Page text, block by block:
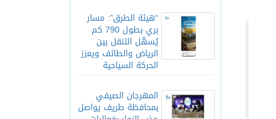
“هيئة الطرق”: مسار
بري بطول 790 كم
يُسهّل التنقل بين
الرياض والطائف ويعزز
الحركة السياحية
المهرجان الصيفي
بمحافظة طريف يواصل